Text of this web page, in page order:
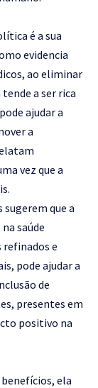
é a sua
evidencia
ao eliminar
a ser rica
ajudar a
a
vez que a
que a
saúde
refinados e
pode ajudar a
de
presentes em
positivo na
ela